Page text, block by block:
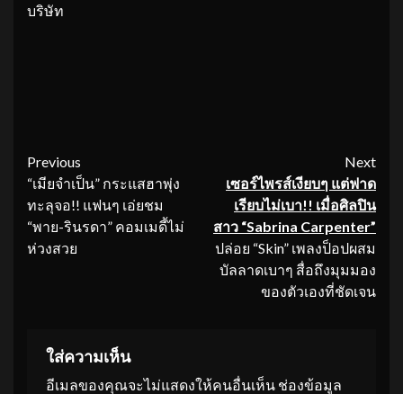
บริษัท
Continue
Reading
Previous
“เมียจำเป็น” กระแสฮาพุ่ง
ทะลุจอ!! แฟนๆ เอ่ยชม
“พาย-รินรดา” คอมเมดี้ไม่
ห่วงสวย
Next
เซอร์ไพรส์เงียบๆ แต่ฟาด
เรียบไม่เบา!! เมื่อศิลปิน
สาว “Sabrina Carpenter”
ปล่อย “Skin” เพลงป็อปผสม
บัลลาดเบาๆ สื่อถึงมุมมอง
ของตัวเองที่ชัดเจน
ใส่ความเห็น
อีเมลของคุณจะไม่แสดงให้คนอื่นเห็น ช่องข้อมูล